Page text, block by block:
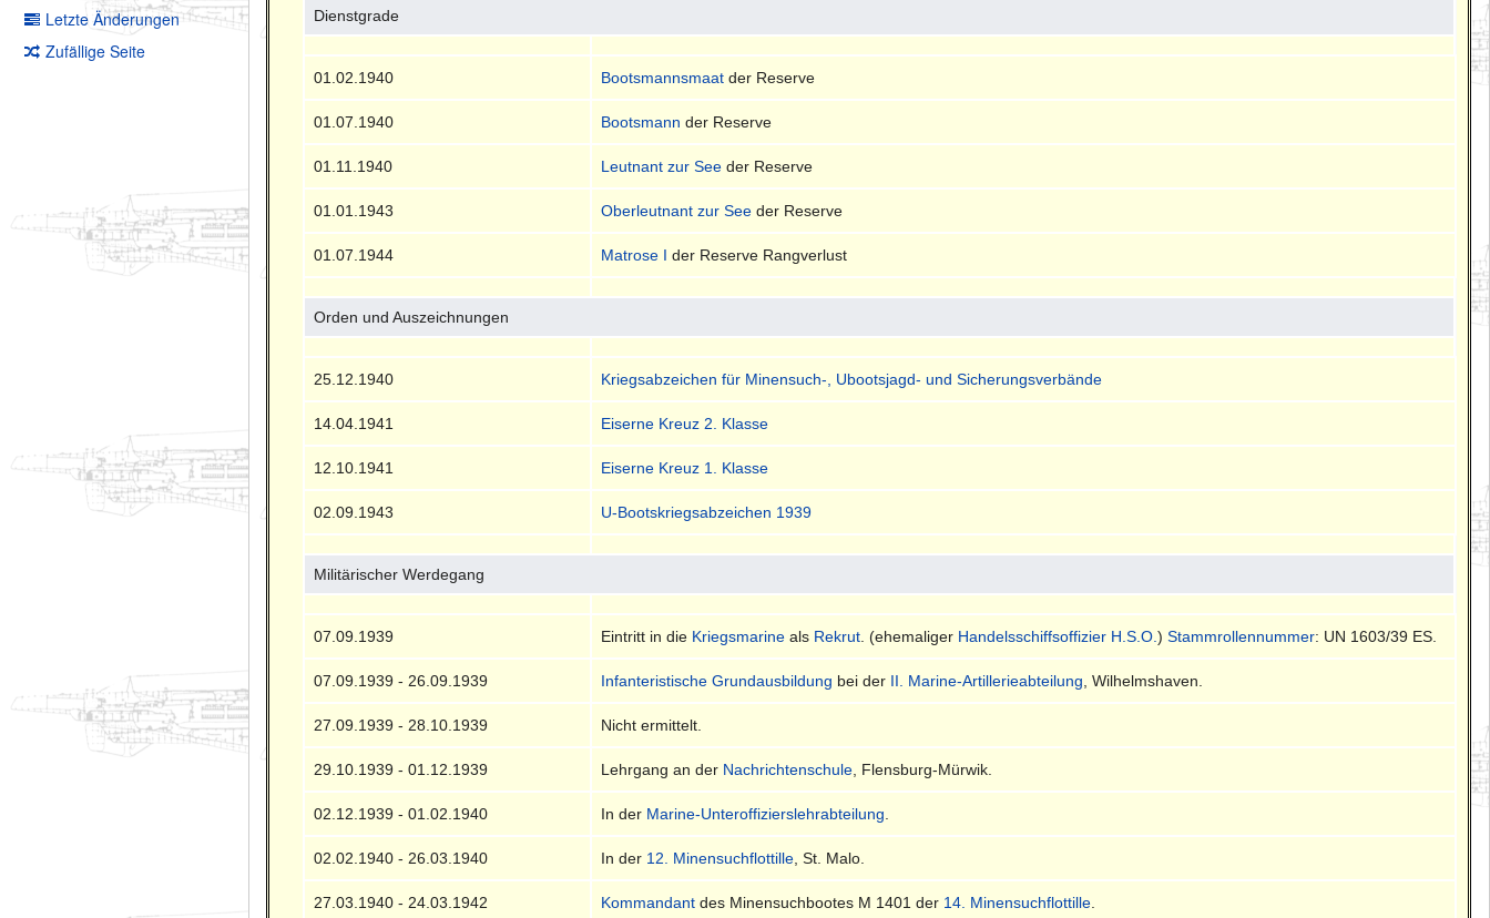
Letzte Änderungen
Zufällige Seite
Dienstgrade
01.02.1940 Bootsmannsmaat der Reserve
01.07.1940 Bootsmann der Reserve
01.11.1940 Leutnant zur See der Reserve
01.01.1943 Oberleutnant zur See der Reserve
01.07.1944 Matrose I der Reserve Rangverlust
Orden und Auszeichnungen
25.12.1940 Kriegsabzeichen für Minensuch-, Ubootsjagd- und Sicherungsverbände
14.04.1941 Eiserne Kreuz 2. Klasse
12.10.1941 Eiserne Kreuz 1. Klasse
02.09.1943 U-Bootskriegsabzeichen 1939
Militärischer Werdegang
07.09.1939 Eintritt in die Kriegsmarine als Rekrut . (ehemaliger Handelsschiffsoffizier H.S.O.)Stammrollennummer: UN 1603/39 ES.
07.09.1939 - 26.09.1939 Infanteristische Grundausbildung bei der II. Marine-Artillerieabteilung , Wilhelmshaven.
27.09.1939 - 28.10.1939 Nicht ermittelt.
29.10.1939 - 01.12.1939 Lehrgang an der Nachrichtenschule , Flensburg-Mürwik.
02.12.1939 - 01.02.1940 In der Marine-Unteroffizierslehrabteilung
02.02.1940 - 26.03.1940 In der 12. Minensuchflottille , St. Malo.
27.03.1940 - 24.03.1942 Kommandant des Minensuchbootes M 1401 der 14. Minensuchflottille